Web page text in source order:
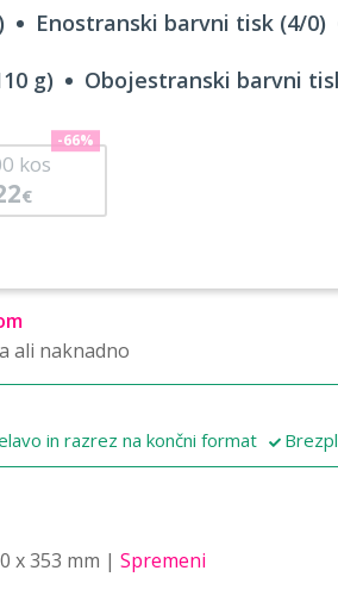
Enostranski barvni tisk (4/0)
g) Obojestranski barvni
kos
€
-66%
ali naknadno
in razrez na končni format
x 353 mm | Spremeni